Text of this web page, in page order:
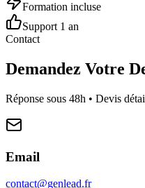
Formation incluse
Support 1 an
Contact
Demandez Votre
Réponse sous 48h • Devis
Email
contact@genlead.fr